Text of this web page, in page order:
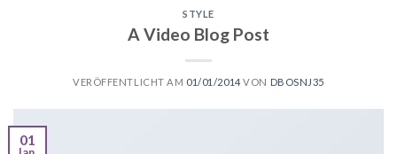
STYLE
A Video Blog Post
VERÖFFENTLICHT AM 01/01/2014 VON DBOSNJ35
01